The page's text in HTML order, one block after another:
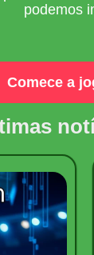
podemos
Comece a